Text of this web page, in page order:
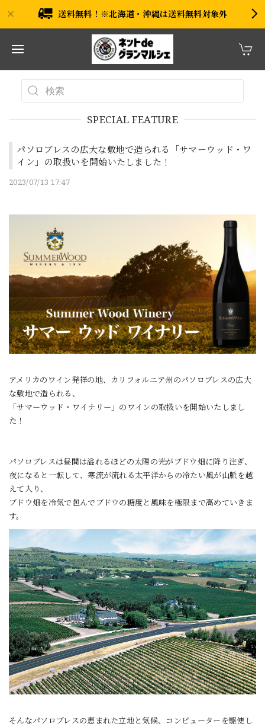
送料無料！※北海道・沖縄は送料無料対象外
SPECIAL FEATURE
パソロブレスの広大な敷地で造られる「サマーウッド・ワ
イン」の取扱いを開始いたしました！
2023/07/13 17:47
アメリカのワイン発祥の地、カリフォルニア州のパソロブレスの広大
な敷地で造られる、
「サマーウッド・ワイナリー」のワインの取扱いを開始いたしまし
た！
パソロブレスは昼間は溢れるほどの太陽の光がブドウ畑に降り注ぎ、
夜になると一転して、寒流が流れる太平洋からの冷たい風が山脈を越
えて入り、
ブドウ畑を冷気で包んでブドウの糖度と風味を極限まで高めていきま
す。
そんなパソロブレスの恵まれた立地と気候、コンピューターを駆使し